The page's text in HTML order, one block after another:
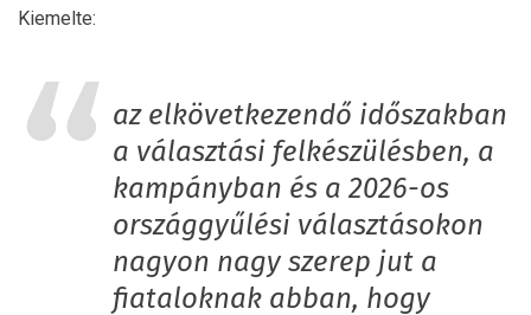
Kiemelte:
az elkövetkezendő időszakban
a választási felkészülésben, a
kampányban és a 2026-os
országgyűlési választásokon
nagyon nagy szerep jut a
fiataloknak abban, hogy